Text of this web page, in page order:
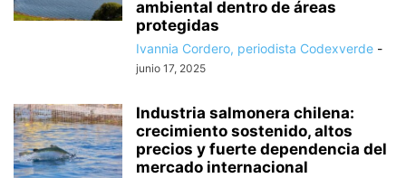
ambiental dentro de áreas
protegidas
Ivannia Cordero, periodista Codexverde -
junio 17, 2025
Industria salmonera chilena:
crecimiento sostenido, altos
precios y fuerte dependencia del
mercado internacional